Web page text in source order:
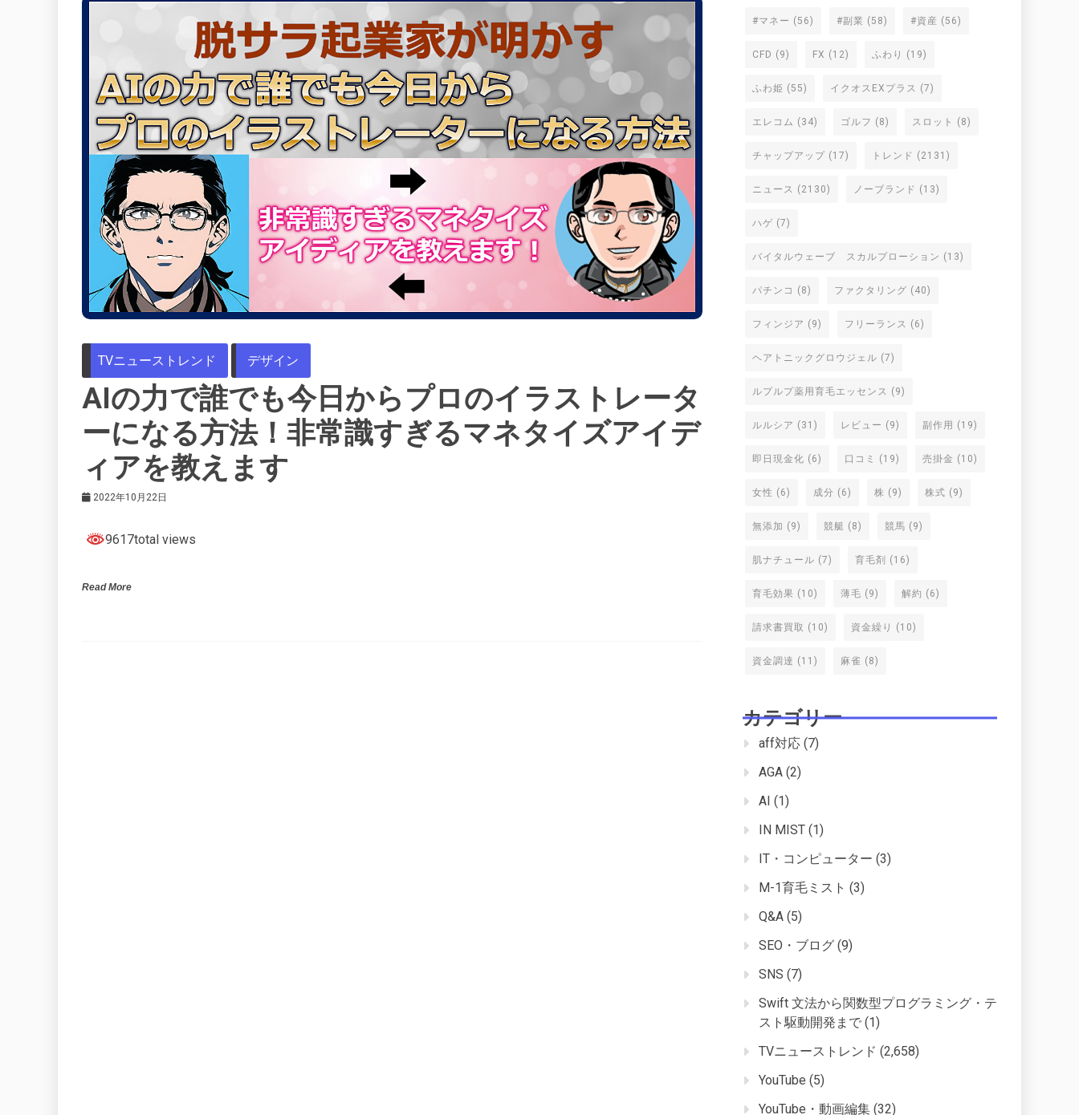
TVニューストレンド デザイン
AIの力で誰でも今日からプロのイラストレータ
ーになる方法！非常識すぎるマネタイズアイデ
ィアを教えます
2022年10月22日
9617total views
Read More
#マネー (56) #副業 (58) #資産 (56)
CFD (9) FX (12) ふわり (19)
ふわ姫 (55) イクオスEXプラス (7)
エレコム (34) ゴルフ (8) スロット (8)
チャップアップ (17) トレンド (2131)
ニュース (2130) ノーブランド (13)
ハゲ (7)
バイタルウェーブ スカルプローション (13)
パチンコ (8) ファクタリング (40)
フィンジア (9) フリーランス (6)
ヘアトニックグロウジェル (7)
ルプルプ薬用育毛エッセンス (9)
ルルシア (31) レビュー (9) 副作用 (19)
即日現金化 (6) 口コミ (19) 売掛金 (10)
女性 (6) 成分 (6) 株 (9) 株式 (9)
無添加 (9) 競艇 (8) 競馬 (9)
肌ナチュール (7) 育毛剤 (16)
育毛効果 (10) 薄毛 (9) 解約 (6)
請求書買取 (10) 資金繰り (10)
資金調達 (11) 麻雀 (8)
カテゴリー
aff対応 (7)
AGA (2)
AI (1)
IN MIST (1)
IT・コンピューター (3)
M-1育毛ミスト (3)
Q&A (5)
SEO・ブログ (9)
SNS (7)
Swift 文法から関数型プログラミング・テ
スト駆動開発まで (1)
TVニューストレンド (2,658)
YouTube (5)
YouTube・動画編集 (32)